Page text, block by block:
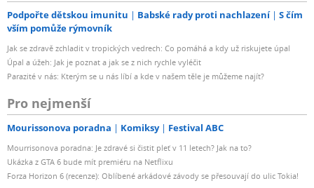
Podpořte dětskou imunitu Babské rady proti nachlazení
S čím
vším pomůže rýmovník
Jak se zdravě zchladit v tropických vedrech: Co pomáhá a kdy už riskujete úpal
Úpal a úžeh: Jak je poznat a jak se z nich rychle vyléčit
Parazité v nás: Kterým se u nás líbí a kde v našem těle je můžeme najít?
Pro nejmenší
Mourissonova poradna Komiksy Festival ABC
Mourrisonova poradna: Je zdravé si čistit pleť v 11 letech? Jak na to?
Ukázka z GTA 6 bude mít premiéru na Netflixu
Forza Horizon 6 (recenze): Oblíbené arkádové závody se přesouvají do ulic Tokia!